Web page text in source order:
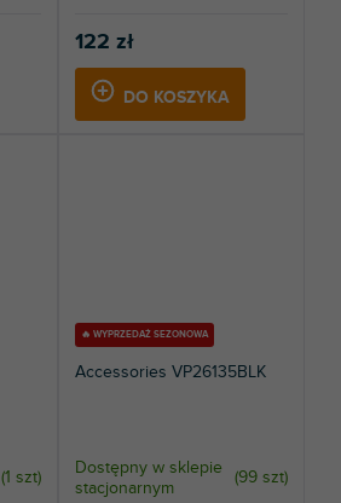
122 zł
DO KOSZYKA
(1 szt)
🔥 WYPRZEDAŻ SEZONOWA
Accessories VP26135BLK
Dostępny w sklepie
stacjonarnym
(99 szt)